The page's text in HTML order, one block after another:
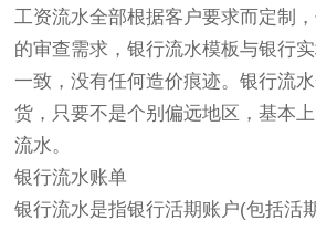
工资流水全部根据客户要求而定制
的审查需求，银行流水模板与银行
一致，没有任何造价痕迹。银行流
货，只要不是个别偏远地区，基本
流水。
银行流水账单
银行流水是指银行活期账户(包括活